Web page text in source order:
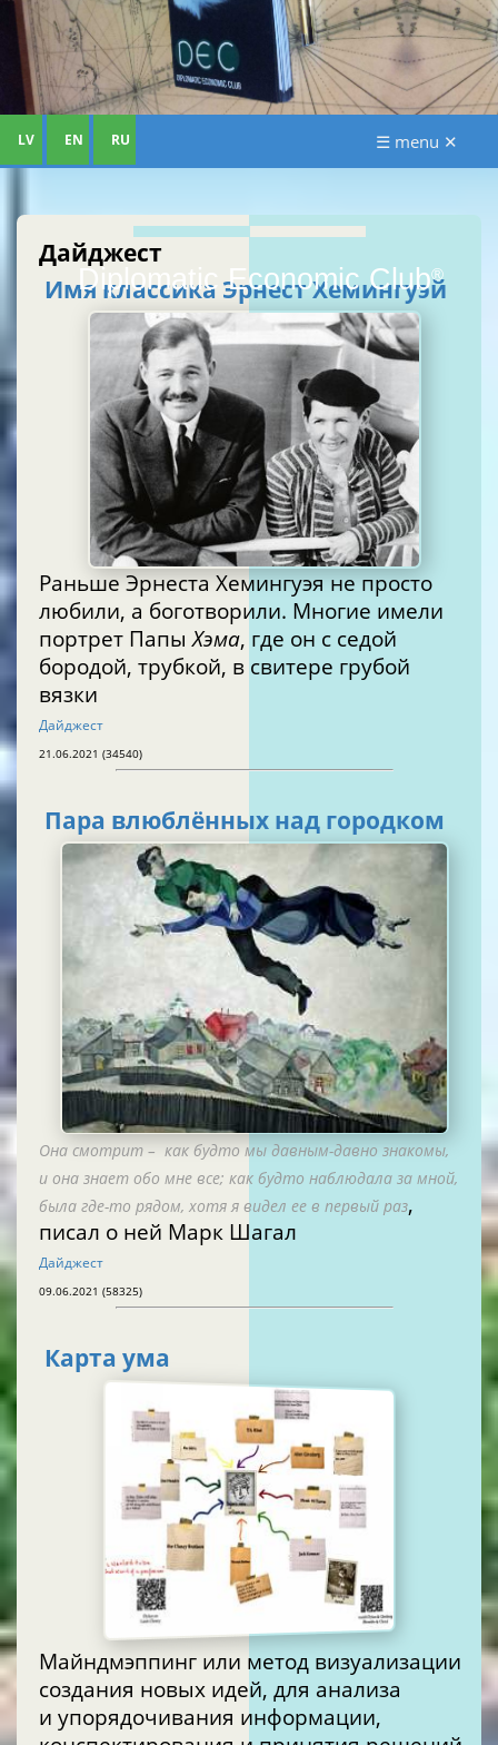
Diplomatic Economic Club®
LV EN RU ☰ menu ✕
Дайджест
Имя классика Эрнест Хемингуэй
Раньше Эрнеста Хемингуэя не просто
любили, а боготворили. Многие имели
портрет ПапыХэма, где он с седой
бородой, трубкой, в свитере грубой
вязки
Дайджест
21.06.2021 (34540)
Пара влюблённых над городком
Она смотрит – как будто мы давным-давно знакомы,
и она знает обо мне все; как будто наблюдала за мной,
была где-то рядом, хотя я видел ее в первый раз,
писал о ней Марк Шагал
Дайджест
09.06.2021 (58325)
Карта ума
Майндмэппинг или метод визуализации
создания новых идей, для анализа
и упорядочивания информации,